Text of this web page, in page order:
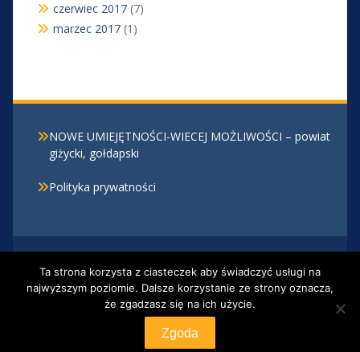
czerwiec 2017(7)
marzec 2017(1)
NOWE UMIEJĘTNOŚCI-WIECEJ MOŻLIWOŚCI – powiat
giżycki, gołdapski
Polityka prywatności
Giżycku, Al. 1 Maja 30 , 11-500 Giżycko, tel. 87 428 20
12
Proudly powered by WordPress |
Education Hub by
WEN Themes
Ta strona korzysta z ciasteczek aby świadczyć usługi na
najwyższym poziomie. Dalsze korzystanie ze strony oznacza,
że zgadzasz się na ich użycie.
Zgoda